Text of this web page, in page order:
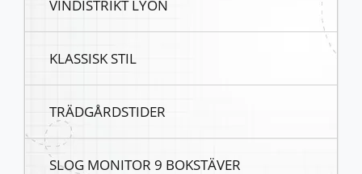
VINDISTRIKT LYON
KLASSISK STIL
TRÄDGÅRDSTIDER
SLOG MONITOR 9 BOKSTÄVER